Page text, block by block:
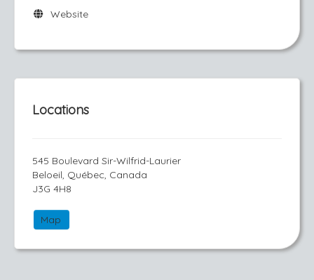
Website
Locations
545 Boulevard Sir-Wilfrid-Laurier
Beloeil, Québec, Canada
J3G 4H8
Map